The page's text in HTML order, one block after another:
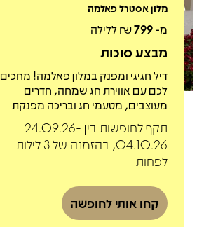
מלון אסטרל פאלמה
מ-799₪ ללילה
מבצע סוכות
דיל חגיגי ומפנק במלון פאלמה! מחכים
לכם עם אווירת חג שמחה, חדרים
מעוצבים, מטעמי חג ובריכה מפנקת
תקף לחופשות בין 24.09.26-
04.10.26, בהזמנה של 3 לילות
לפחות
קחו אותי לחופשה